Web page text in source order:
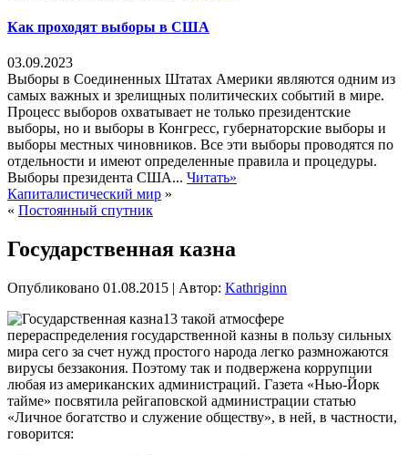
Как проходят выборы в США
03.09.2023
Выборы в Соединенных Штатах Америки являются одним из
самых важных и зрелищных политических событий в мире.
Процесс выборов охватывает не только президентские
выборы, но и выборы в Конгресс, губернаторские выборы и
выборы местных чиновников. Все эти выборы проводятся по
отдельности и имеют определенные правила и процедуры.
Выборы президента США... Читать»
Капиталистический мир »
« Постоянный спутник
Государственная казна
Опубликовано 01.08.2015 | Автор: Kathriginn
13 такой атмосфере
перераспределения государственной казны в пользу сильных
мира сего за счет нужд простого народа легко размножаются
вирусы беззакония. Поэтому так и подвержена коррупции
любая из американских администраций. Газета «Нью-Йорк
тайме» посвятила рейгаповской администрации статью
«Личное богатство и служение обществу», в ней, в частности,
говорится: